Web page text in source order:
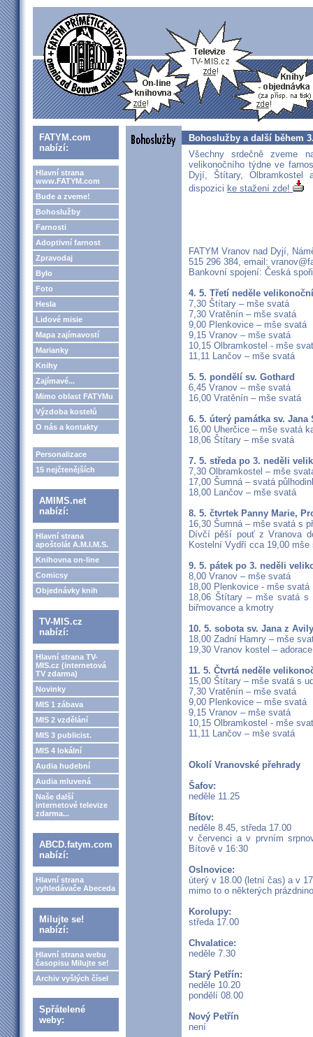
FATYM.com
nabízí:
Hlavní strana
www.FATYM.com
Bude a zveme!
Bohoslužby
Farnosti
Adoptivní farnost
Zpravodaj
Bylo
Foto
Hesla
Lidové misie
Mapa zajímavostí
Marianky
Knihy
Zajímavé...
Mimo oblast FATYMu
Výzdoba kostelů
O nás a kontakty
Personalizace
15 nejčtenějších
AMIMS.net
nabízí:
Hlavní strana
apoštolát A.M.I.M.S.
Knihovna on-line
Comicsy
Objednávky knih
TV-MIS.cz
nabízí:
Hlavní strana TV-
MIS.cz (internetová
TV zdarma)
Novinky
MIS 1 zábava
MIS 2 vzdělání
MIS 3 publicist.
MIS 4 lokální
Audia hudební
Audia mluvená
Naše další
internetové televize
zdarma...
ABCD.fatym.com
nabízí:
Hlavní strana
vyhledávače Abeceda
Milujte se!
nabízí:
Hlavní strana webu
časopisu Milujte se!
Archiv vyšlých čísel
Spřátelené
weby:
Bohoslužby a další během
Všechny srdečně zveme
velikonočního týdne ve
Dyjí, Štítary,
dispozici ke stažení zde!
FATYM Vranov nad Dyjí,
515 296 384, email:
Bankovní spojení: Česká
4. 5. Třetí neděle velikonoční
7,30 Štítary – mše svatá
7,30 Vratěnín – mše svatá
9,00 Plenkovice – mše svatá
9,15 Vranov – mše svatá
10,15 Olbramkostel - mše
11,11 Lančov – mše svatá
5. 5. pondělí sv. Gothard
6,45 Vranov – mše svatá
16,00 Vratěnín – mše svatá
6. 5. úterý památka sv.
16,00 Uherčice – mše svatá
18,06 Štítary – mše svatá
7. 5. středa po 3. neděli
7,30 Olbramkostel – mše
17,00 Šumná – svatá
18,00 Lančov – mše svatá
8. 5. čtvrtek Panny Marie,
16,30 Šumná – mše svatá s
Dívčí pěší pouť z Vranova
Kostelní Vydří cca 19,00 mše
9. 5. pátek po 3. neděli
8,00 Vranov – mše svatá
18,00 Plenkovice - mše svatá
18,06 Štítary – mše svatá s
biřmovance a kmotry
10. 5. sobota sv. Jana z Avily
18,00 Zadní Hamry – mše
19,30 Vranov kostel –
11. 5. Čtvrtá neděle
15,00 Štítary – mše svatá s
7,30 Vratěnín – mše svatá
9,00 Plenkovice – mše svatá
9,15 Vranov – mše svatá
10,15 Olbramkostel - mše
11,11 Lančov – mše svatá
Okolí Vranovské přehrady
Šafov:
neděle 11.25
Bítov:
neděle 8.45, středa 17.00
v červenci a v prvním
Bítově v 16:30
Oslnovice:
úterý v 18.00 (letní čas) a v
mimo to o některých
Korolupy:
středa 17.00
Chvalatice:
neděle 7.30
Starý Petřín:
neděle 10.20
pondělí 08.00
Nový Petřín
není